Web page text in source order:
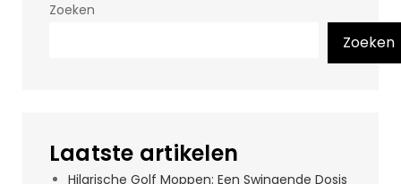
Zoeken
Zoeken
Laatste artikelen
Hilarische Golf Moppen: Een Swingende Dosis